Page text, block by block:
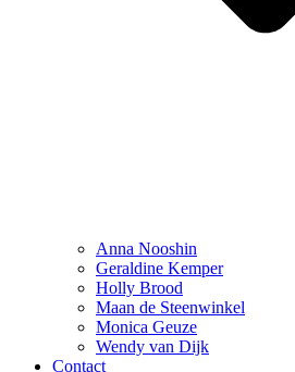
Anna Nooshin
Geraldine Kemper
Holly Brood
Maan de Steenwinkel
Monica Geuze
Wendy van Dijk
Contact